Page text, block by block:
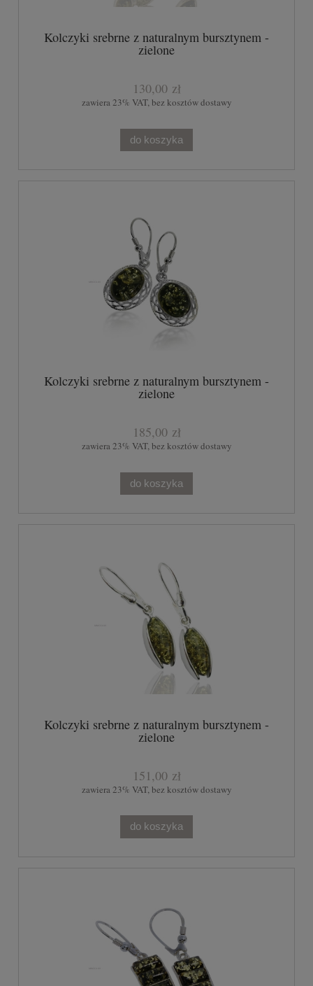
Kolczyki srebrne z naturalnym bursztynem -
zielone
130,00 zł
zawiera 23% VAT, bez kosztów dostawy
do koszyka
Kolczyki srebrne z naturalnym bursztynem -
zielone
185,00 zł
zawiera 23% VAT, bez kosztów dostawy
do koszyka
Kolczyki srebrne z naturalnym bursztynem -
zielone
151,00 zł
zawiera 23% VAT, bez kosztów dostawy
do koszyka